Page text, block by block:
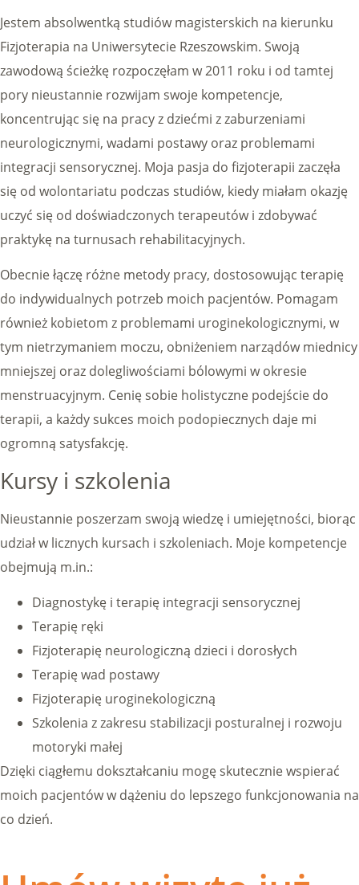
Jestem absolwentką studiów magisterskich na kierunku
Fizjoterapia na Uniwersytecie Rzeszowskim. Swoją
zawodową ścieżkę rozpoczęłam w 2011 roku i od tamtej
pory nieustannie rozwijam swoje kompetencje,
koncentrując się na pracy z dziećmi z zaburzeniami
neurologicznymi, wadami postawy oraz problemami
integracji sensorycznej. Moja pasja do fizjoterapii zaczęła
się od wolontariatu podczas studiów, kiedy miałam okazję
uczyć się od doświadczonych terapeutów i zdobywać
praktykę na turnusach rehabilitacyjnych.
Obecnie łączę różne metody pracy, dostosowując terapię
do indywidualnych potrzeb moich pacjentów. Pomagam
również kobietom z problemami uroginekologicznymi, w
tym nietrzymaniem moczu, obniżeniem narządów miednicy
mniejszej oraz dolegliwościami bólowymi w okresie
menstruacyjnym. Cenię sobie holistyczne podejście do
terapii, a każdy sukces moich podopiecznych daje mi
ogromną satysfakcję.
Kursy i szkolenia
Nieustannie poszerzam swoją wiedzę i umiejętności, biorąc
udział w licznych kursach i szkoleniach. Moje kompetencje
obejmują m.in.:
Diagnostykę i terapię integracji sensorycznej
Terapię ręki
Fizjoterapię neurologiczną dzieci i dorosłych
Terapię wad postawy
Fizjoterapię uroginekologiczną
Szkolenia z zakresu stabilizacji posturalnej i rozwoju
motoryki małej
Dzięki ciągłemu dokształcaniu mogę skutecznie wspierać
moich pacjentów w dążeniu do lepszego funkcjonowania na
co dzień.